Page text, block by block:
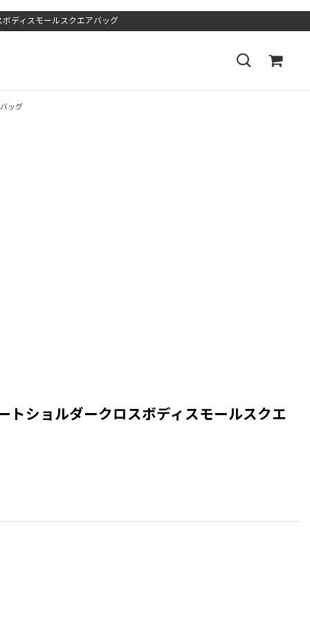
ディスモールスクエアバッグ
ッグ
トショルダークロスボディスモールスクエ